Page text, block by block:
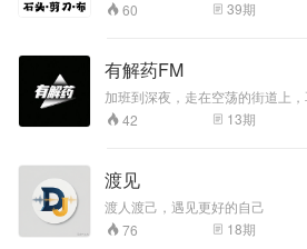
主播介绍： 老吴：42岁，东北人
打工，曾荣获全公司年度报销总额
刘：37岁，上海土著，ENFJ+射手
市场营销领域甲乙丙方都干过，
60
39期
有解药FM
加班到深夜，走在空荡的街道上，
放的音乐也无法驱散心底的孤独；
里，刷着朋友圈里别人的热闹生活
的时刻突然“破防”。​ 别担心！“有
里没有晦涩难懂的大道理，只有像
样的温暖陪伴。每期节目就像一杯
也像一颗甜甜的糖，把生活的苦用
形。​ 不管是挤地铁、做家务，还是
42 13期
渡见
渡人渡己，遇见更好的自己
76
18期